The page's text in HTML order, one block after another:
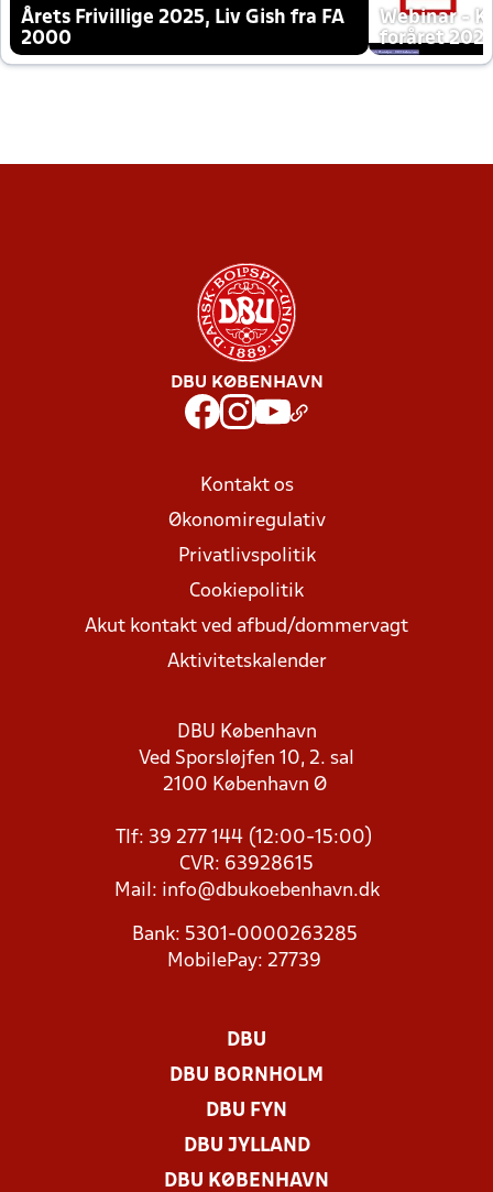
Årets Frivillige 2025, Liv Gish fra FA
2000
Webinar -
foråret
DBU KØBENHAVN
Kontakt os
Økonomiregulativ
Privatlivspolitik
Cookiepolitik
Akut kontakt ved afbud/dommervagt
Aktivitetskalender
DBU København
Ved Sporsløjfen 10, 2. sal
2100 København Ø
Tlf: 39 277 144 (12:00-15:00)
CVR: 63928615
Mail: info@dbukoebenhavn.dk
Bank: 5301-0000263285
MobilePay: 27739
DBU
DBU BORNHOLM
DBU FYN
DBU JYLLAND
DBU KØBENHAVN